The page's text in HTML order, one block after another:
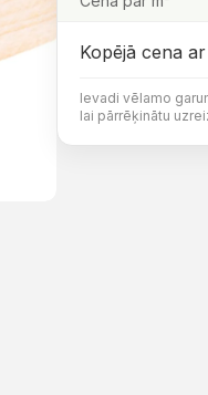
Kopējā cena
Ievadi vēlamo
lai pārrēķinātu